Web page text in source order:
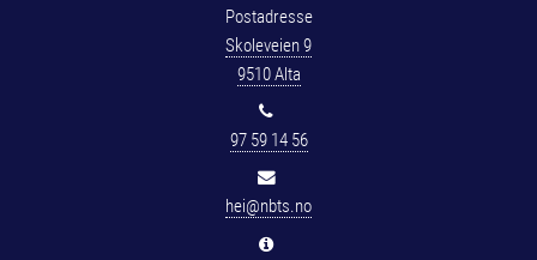
Postadresse
Skoleveien 9
9510 Alta
97 59 14 56
hei@nbts.no